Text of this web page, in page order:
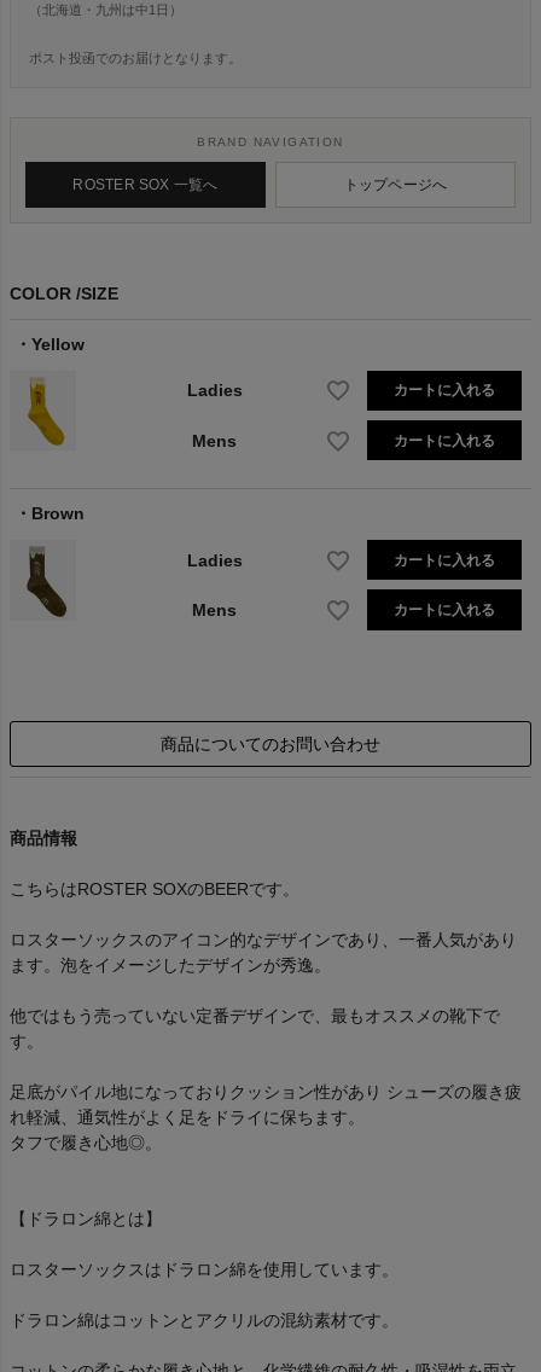
（北海道・九州は中1日）
ポスト投函でのお届けとなります。
BRAND NAVIGATION
ROSTER SOX 一覧へ トップページへ
COLOR SIZE
Yellow
Ladies カートに入れる
Mens カートに入れる
Brown
Ladies カートに入れる
Mens カートに入れる
商品についてのお問い合わせ
商品情報
こちらはROSTER SOXのBEERです。
ロスターソックスのアイコン的なデザインであり、一番人気があり
ます。泡をイメージしたデザインが秀逸。
他ではもう売っていない定番デザインで、最もオススメの靴下で
す。
足底がパイル地になっておりクッション性があり シューズの履き疲
れ軽減、通気性がよく足をドライに保ちます。
タフで履き心地◎。
【ドラロン綿とは】
ロスターソックスはドラロン綿を使用しています。
ドラロン綿はコットンとアクリルの混紡素材です。